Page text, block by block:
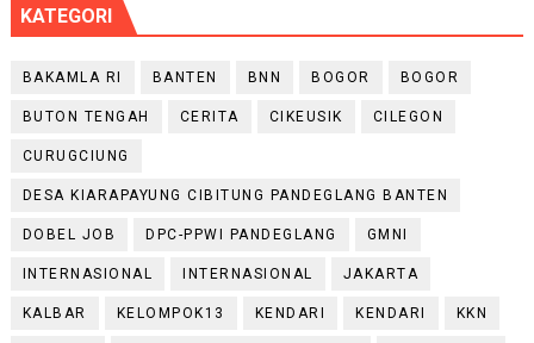
KATEGORI
BAKAMLA RI BANTEN BNN BOGOR BOGOR
BUTON TENGAH CERITA CIKEUSIK CILEGON
CURUGCIUNG
DESA KIARAPAYUNG CIBITUNG PANDEGLANG BANTEN
DOBEL JOB DPC-PPWI PANDEGLANG GMNI
INTERNASIONAL INTERNASIONAL JAKARTA
KALBAR KELOMPOK13 KENDARI KENDARI KKN